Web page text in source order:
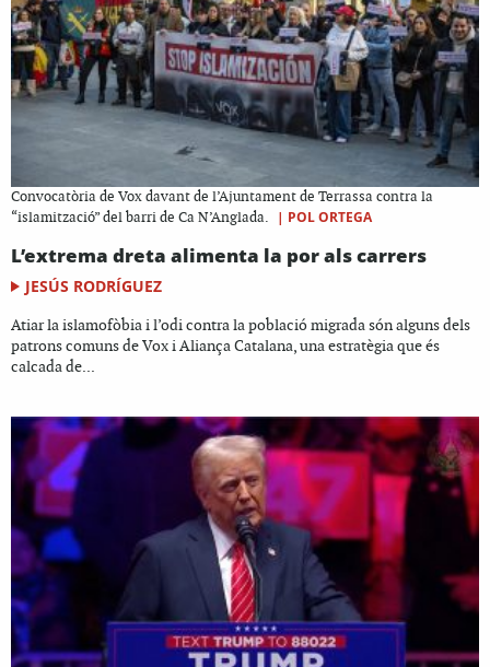
Convocatòria de Vox davant de l’Ajuntament de Terrassa contra la
“islamització” del barri de Ca N’Anglada.
| POL ORTEGA
L’extrema dreta alimenta la por als carrers
JESÚS RODRÍGUEZ
Atiar la islamofòbia i l’odi contra la població migrada són alguns dels
patrons comuns de Vox i Aliança Catalana, una estratègia que és
calcada de...